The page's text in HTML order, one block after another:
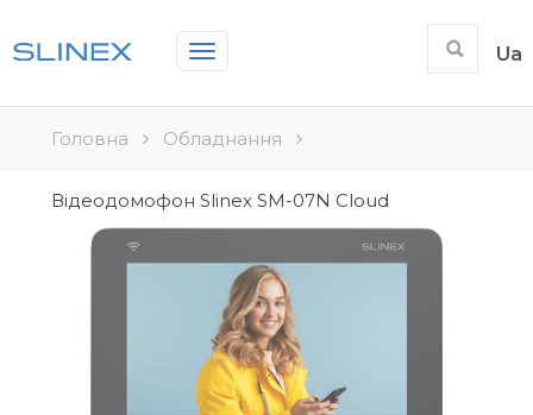
Toggle
navigation
Ua
Головна Обладнання
Відеодомофон Slinex SM-07N Cloud